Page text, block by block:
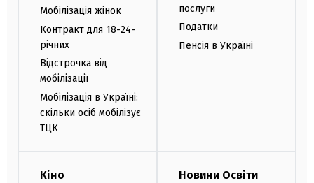
Мобілізація жінок
Контракт для 18-24-
річних
Відстрочка від
мобілізації
Мобілізація в Україні:
скільки осіб мобілізує
ТЦК
послуги
Податки
Пенсія в Україні
Кіно Новини Освіти